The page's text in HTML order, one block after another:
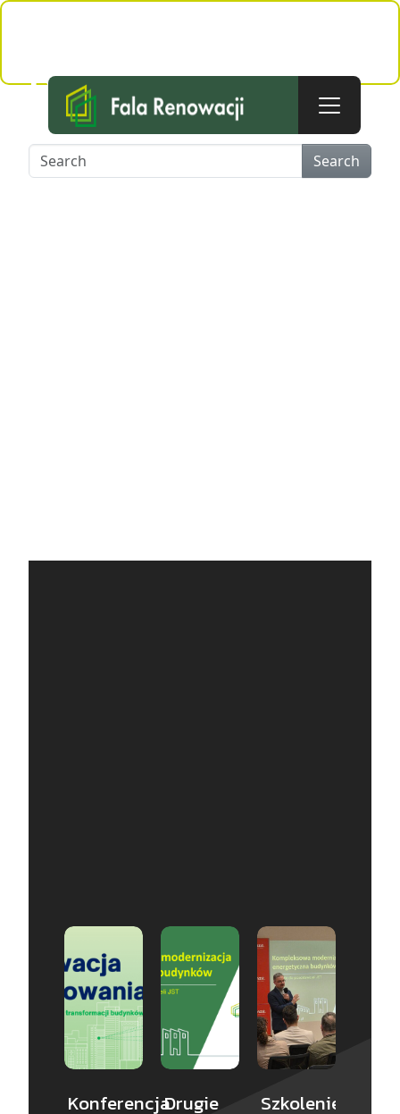
Nothing Found
Apologies, but no results were found for the
requested archive.
Search
KonferencjaDrugie Szkolenie